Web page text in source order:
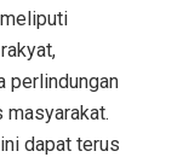
perlindungan
dapat terus